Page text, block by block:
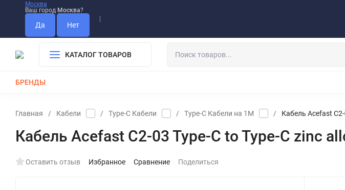
Москва
Ваш город Москва?
КАТАЛОГ ТОВАРОВ
БРЕНДЫ
Главная / Кабели / Type-C Кабели / Type-C Кабели на 1М / Кабель Acefast
Кабель Acefast C2-03 Type-C to Type-C zinc
Оставить отзыв Избранное Сравнение Поделиться